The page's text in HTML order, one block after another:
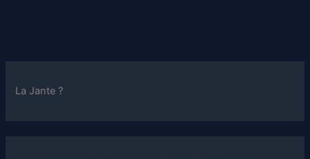
La Jante ?